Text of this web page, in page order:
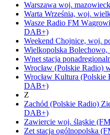
Warszawa woj.
Warta Września, woj.
Wasze Radio FM
DAB+)
Weekend Chojnice, woj.
Wielkopolska Bolechowo,
Wnet stacja
Wrocław (Polskie Radio)
Wrocław Kultura (Polskie
DAB+)
Z
Zachód (Polskie Radio)
DAB+)
Zawiercie woj. śląskie
Zet stacja ogólnopolska